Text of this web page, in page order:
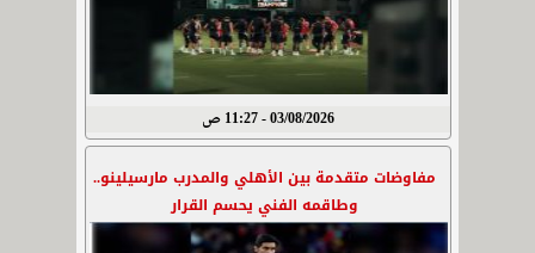
03/08/2026 - 11:27 ص
مفاوضات متقدمة بين الأهلي والمدرب مارسيلينو..
وطاقمه الفني يحسم القرار